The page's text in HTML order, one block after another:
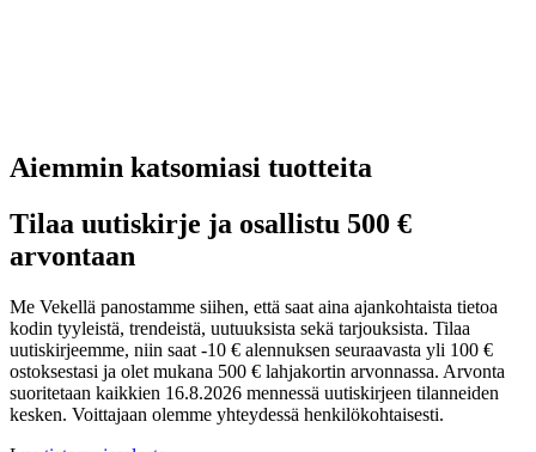
Aiemmin katsomiasi tuotteita
Tilaa uutiskirje ja osallistu 500 €
arvontaan
Me Vekellä panostamme siihen, että saat aina ajankohtaista tietoa
kodin tyyleistä, trendeistä, uutuuksista sekä tarjouksista. Tilaa
uutiskirjeemme, niin saat -10 € alennuksen seuraavasta yli 100 €
ostoksestasi ja olet mukana 500 € lahjakortin arvonnassa. Arvonta
suoritetaan kaikkien 16.8.2026 mennessä uutiskirjeen tilanneiden
kesken. Voittajaan olemme yhteydessä henkilökohtaisesti.